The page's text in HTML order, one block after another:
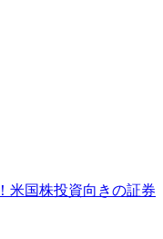
米国株投資向きの証券